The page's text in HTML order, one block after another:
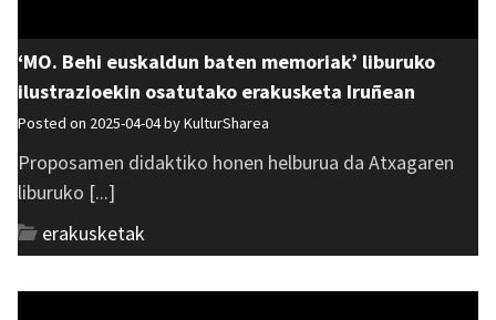
‘MO. Behi euskaldun baten memoriak’ liburuko
ilustrazioekin osatutako erakusketa Iruñean
Posted on 2025-04-04 byKulturSharea
Proposamen didaktiko honen helburua da Atxagaren
liburuko [...]
erakusketak